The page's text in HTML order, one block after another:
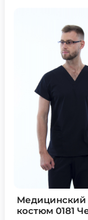
Медицинский
костюм 0181